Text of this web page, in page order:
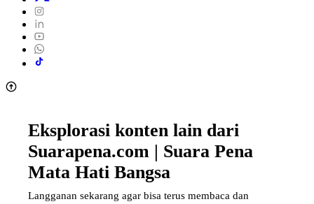
Eksplorasi konten lain dari
Suarapena.com | Suara Pena
Mata Hati Bangsa
Langganan sekarang agar bisa terus membaca dan